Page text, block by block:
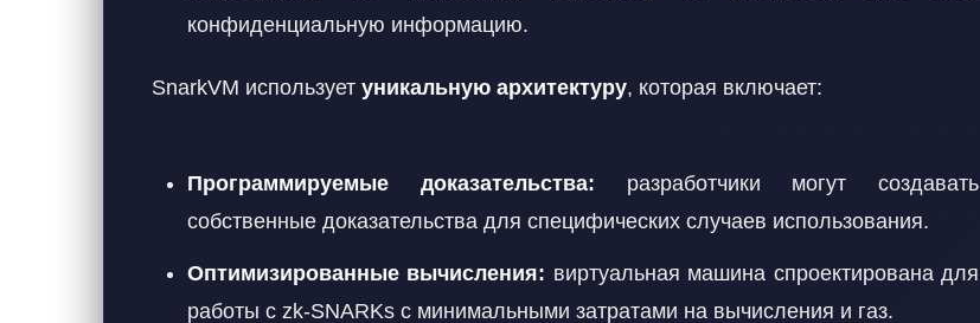
конфиденциальную информацию.
SnarkVM использует уникальную архитектуру, которая включает:
Программируемые доказательства: разработчики могут создавать
собственные доказательства для специфических случаев использования.
Оптимизированные вычисления: виртуальная машина спроектирована для
работы с zk-SNARKs с минимальными затратами на вычисления и газ.